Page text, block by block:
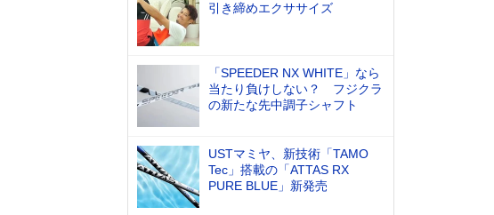
引き締めエクササイズ
「SPEEDER NX WHITE」なら
当たり負けしない？ フジクラ
の新たな先中調子シャフト
USTマミヤ、新技術「TAMO
Tec」搭載の「ATTAS RX
PURE BLUE」新発売